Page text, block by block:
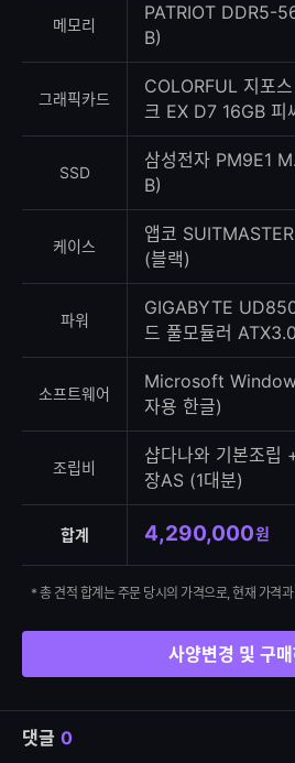
메모리
PATRIOT DDR5-
B)
그래픽카드
COLORFUL 지포
크 EX D7 16GB 피
SSD
삼성전자 PM9E1
B)
케이스
앱코
(블랙)
파워
GIGABYTE
드 풀모듈러
소프트웨어
Microsoft
자용 한글)
조립비
샵다나와 기본조립
장AS (1대분)
합계 4,290,000원
* 총 견적 합계는 주문 당시의 가격으로, 현재 가격
사양변경 및 구매
댓글 0